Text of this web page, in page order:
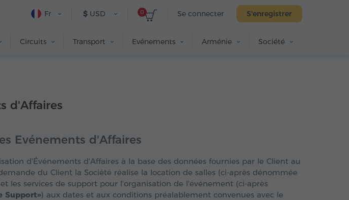
Se connecter S'enregistrer
0
$ USD
Fr
Circuits Transport Evénements Arménie Société
d'Affaires
Evénements d'Affaires
d'Événements d'Affaires à la base des données fournies par le Client au
du Client la Société réalise la location de salles (ci-après dénommée
les services de support pour l'organisation de l'événement (ci-après
Support») aux dates et aux conditions préalablement convenues avec le